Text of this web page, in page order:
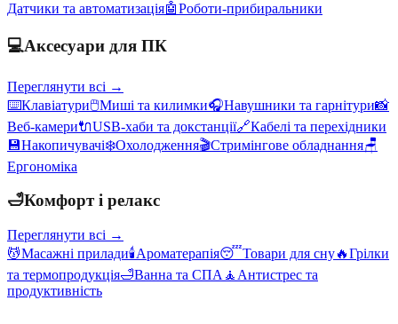
Датчики та автоматизація🤖Роботи-прибиральники
💻Аксесуари для ПК
Переглянути всі →
⌨️Клавіатури🖱️Миші та килимки🎧Навушники та гарнітури📸
Веб-камери🔌USB-хаби та докстанції🔗Кабелі та перехідники
💾Накопичувачі❄️Охолодження🎬Стримінгове обладнання🪑
Ергономіка
🛁Комфорт і релакс
Переглянути всі →
💆Масажні прилади🕯️Ароматерапія😴Товари для сну🔥Грілки
та термопродукція🛁Ванна та СПА 🧘 Антистрес та
продуктивність